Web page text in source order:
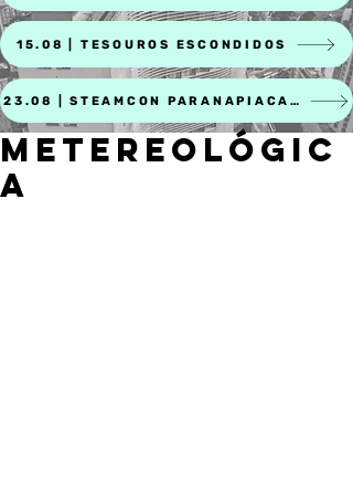
15.08 | TESOUROS ESCONDIDOS
23.08 | STEAMCON PARANAPIACABA
METEREOLÓGIC
A